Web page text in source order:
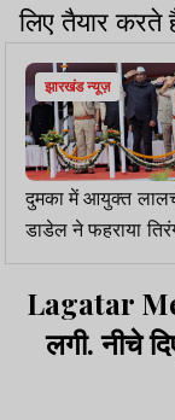
लिए तैयार करते
झारखंड न्यूज़
दुमका में आयुक्त
डाडेल ने फहराया
Lagatar
लगी. नीचे